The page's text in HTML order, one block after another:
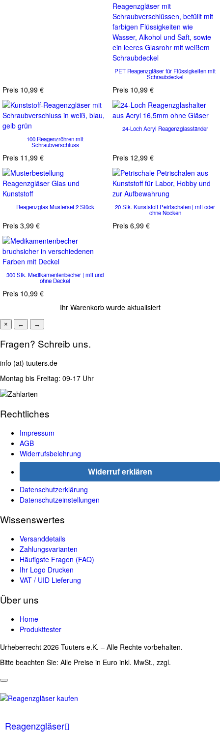
Preis 10,99 €
Reagenzgläser mit
Schraubverschlüssen, befüllt mit
farbigen Flüssigkeiten wie
Wasser, Alkohol und Saft, sowie
ein leeres Glasrohr mit weißem
Schraubdeckel
PET Reagenzgläser für Flüssigkeiten mit
Schraubdeckel
Preis 10,99 €
100 Reagenzröhren mit
Schraubverschluss
Preis 11,99 €
24-Loch Acryl Reagenzglasständer
Preis 12,99 €
Reagenzglas Musterset 2 Stück
Preis 3,99 €
20 Stk. Kunststoff Petrischalen | mit oder
ohne Nocken
Preis 6,99 €
300 Stk. Medikamentenbecher | mit und
ohne Deckel
Preis 10,99 €
Ihr Warenkorb wurde aktualisiert
× ← →
Fragen? Schreib uns.
info (at) tuuters.de
Montag bis Freitag: 09-17 Uhr
Rechtliches
Impressum
AGB
Widerrufsbelehrung
Widerruf erklären
Datenschutzerklärung
Datenschutzeinstellungen
Wissenswertes
Versanddetails
Zahlungsvarianten
Häufigste Fragen (FAQ)
Ihr Logo Drucken
VAT / UID Lieferung
Über uns
Home
Produkttester
Urheberrecht 2026 Tuuters e.K. – Alle Rechte vorbehalten.
Bitte beachten Sie: Alle Preise in Euro inkl. MwSt., zzgl.
Reagenzgläser